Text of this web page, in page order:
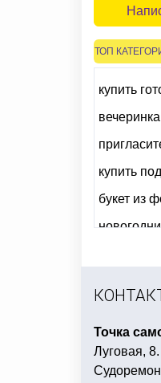
ТОП
купить
купить
букет из
Точка
Луговая,